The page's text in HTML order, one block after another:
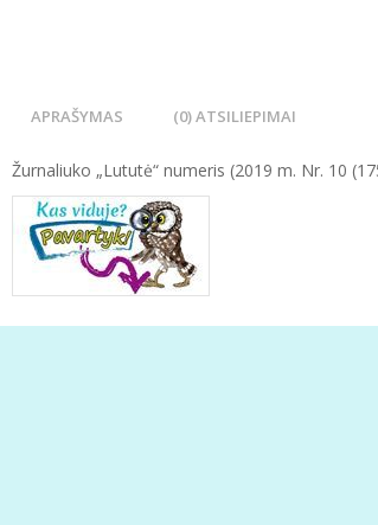
APRAŠYMAS (0) ATSILIEPIMAI
Žurnaliuko „Lututė“ numeris (2019 m. Nr. 10